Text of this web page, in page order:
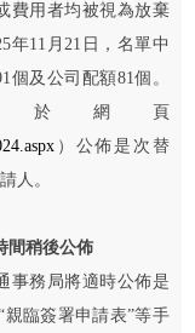
費用者均被視為放棄
年11月21日，名單中
及公司配額81個。
網頁
）公佈是次替
人。
間稍後公佈
事務局將適時公佈是
親臨簽署申請表”等手